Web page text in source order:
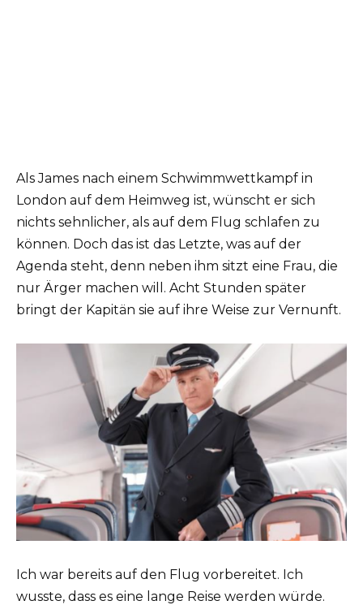
Als James nach einem Schwimmwettkampf in
London auf dem Heimweg ist, wünscht er sich
nichts sehnlicher, als auf dem Flug schlafen zu
können. Doch das ist das Letzte, was auf der
Agenda steht, denn neben ihm sitzt eine Frau, die
nur Ärger machen will. Acht Stunden später
bringt der Kapitän sie auf ihre Weise zur Vernunft.
Ich war bereits auf den Flug vorbereitet. Ich
wusste, dass es eine lange Reise werden würde.